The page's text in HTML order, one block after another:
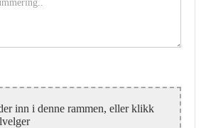
inn i denne rammen, eller klikk